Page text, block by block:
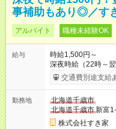
事補助もあり◎／す
アルバイト 職種未経験OK
給与
時給1,500円～
深夜時給（22時～翌5時）：1500
試用期間の長さ：1
試用期間の実態は
同時給）
交通費別途支給
勤務地
北海道千歳市
北海道千歳市新富
株式会社すき家